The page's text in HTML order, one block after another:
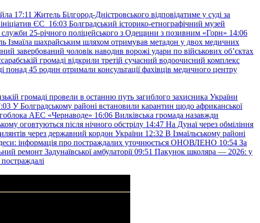
17:11 Житель Білгород-Дністровського відповідатиме у суді за
ЄС 16:03 Болградський історико-етнографічний музей
служби 25-річного поліцейського з Одещини з позивним «Горн» 14:06
Ізмаїла шахрайським шляхом отримував метадон у двох медичних
завербований чоловік наводив ворожі удари по військових обʼєктах
громаді відкрили третій сучасний водоочисний комплекс
понад 45 родин отримали консультації фахівців медичного центру
громаді провели в останню путь загиблого захисника України
У Болградському районі встановили карантин щодо африканської
АЕС «Чернаводе» 16:06 Вилківська громада назавжди
оговтуються після нічного обстрілу 14:47 На Дунаї через обміління
через державний кордон України 12:32 В Ізмаїльському районі
інформація про постраждалих уточнюється ОНОВЛЕНО 10:54 За
ремонт Задунаївської амбулаторії 09:51 Пакунок школяра — 2026: у